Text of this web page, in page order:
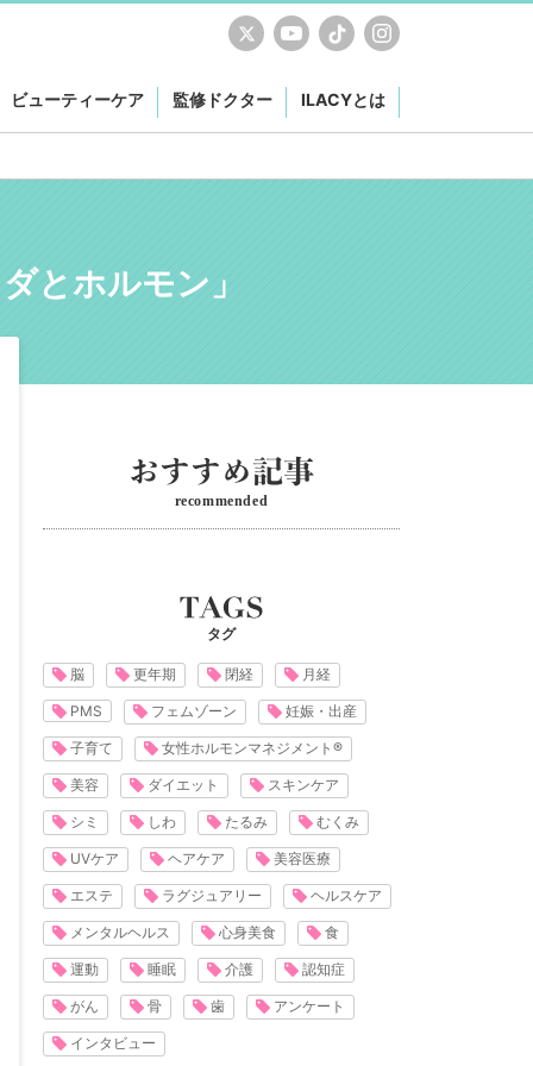
ビューティーケア 監修ドクター ILACYとは
とホルモン」
recommended
タグ
脳 更年期 閉経 月経
PMS フェムゾーン 妊娠・出産
子育て 女性ホルモンマネジメント®
美容 ダイエット スキンケア
シミ しわ たるみ むくみ
UVケア ヘアケア 美容医療
エステ ラグジュアリー ヘルスケア
メンタルヘルス 心身美食 食
運動 睡眠 介護 認知症
がん 骨 歯 アンケート
インタビュー